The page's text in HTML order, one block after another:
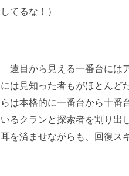
してるな！）
遠目から見える一番台には
には見知った者もがほとんど
らは本格的に一番台から十番
いるクランと探索者を割り出
耳を済ませながらも、回復ス